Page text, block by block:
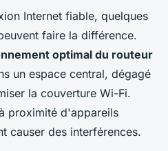
Internet fiable, quelques
faire la différence.
optimal du routeur
un espace central, dégagé
la couverture Wi-Fi.
proximité d'appareils
causer des interférences.